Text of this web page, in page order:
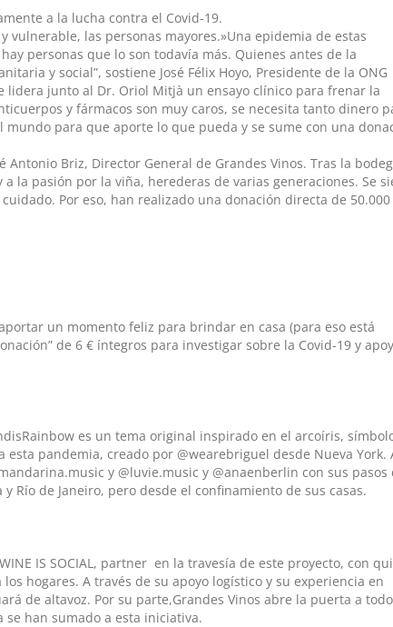
a la lucha contra el Covid-19.
vulnerable, las personas mayores.»Una epidemia de estas
personas que lo son todavía más. Quienes antes de la
y social”, sostiene José Félix Hoyo, Presidente de la ​ONG
lidera junto al Dr. Oriol Mitjà un ensayo clínico para frenar la
y fármacos son muy caros, se necesita tanto dinero
para que aporte lo que pueda y se sume con una
Antonio Briz, Director General de Grandes Vinos. Tras la
la pasión por la viña, herederas de varias generaciones. Se
Por eso, han realizado una donación directa de 50.000
un momento feliz para brindar en casa (para eso está
de 6 € íntegros para investigar sobre la Covid-19 y
es un tema original inspirado en el arcoíris,
pandemia, creado por ​@wearebriguel ​desde Nueva York.
y ​@luvie.music y @anaenberlin con sus pasos
Río de Janeiro, pero desde el confinamiento de sus casas.
IS SOCIAL​, ​partner ​ en la travesía de este proyecto, con
hogares.​ A través de su apoyo logístico y su experiencia en
de altavoz. Por su parte,Grandes Vinos abre la puerta a
han sumado a esta iniciativa.